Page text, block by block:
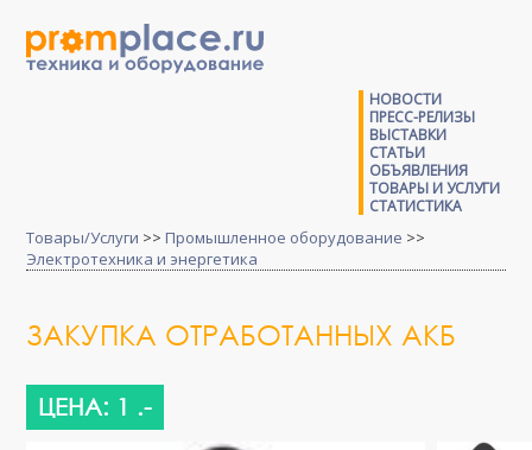
НОВОСТИ
ПРЕСС-РЕЛИЗЫ
ВЫСТАВКИ
СТАТЬИ
ОБЪЯВЛЕНИЯ
ТОВАРЫ И УСЛУГИ
СТАТИСТИКА
Товары/Услуги >> Промышленное оборудование >>
Электротехника и энергетика
ЗАКУПКА ОТРАБОТАННЫХ АКБ
ЦЕНА: 1 .-